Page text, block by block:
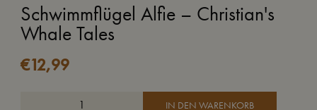
Schwimmflügel Alfie – Christian's
Whale Tales
€12,99
IN DEN WARENKORB